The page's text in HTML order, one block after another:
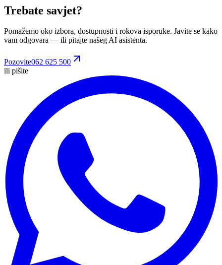
Trebate savjet?
Pomažemo oko izbora, dostupnosti i rokova isporuke. Javite se kako
vam odgovara — ili pitajte našeg AI asistenta.
Pozovite062 625 500
ili pišite